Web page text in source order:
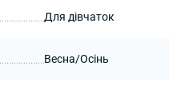
Для дівчаток
Весна/Осінь